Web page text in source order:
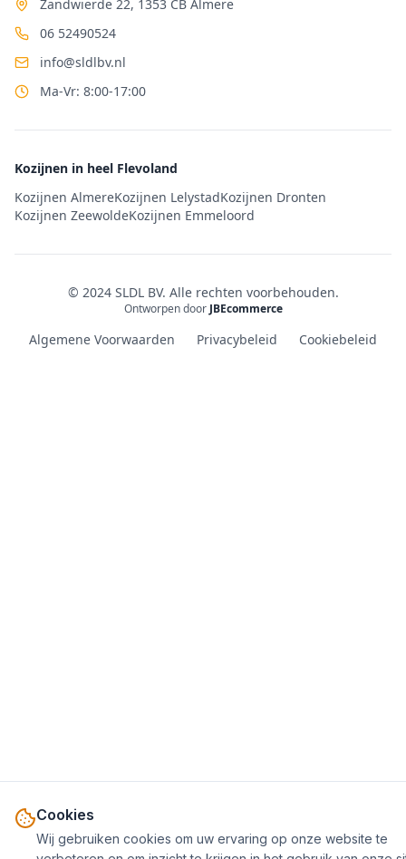
Zandwierde 22, 1353 CB Almere
06 52490524
info@sldlbv.nl
Ma-Vr: 8:00-17:00
Kozijnen in heel Flevoland
Kozijnen AlmereKozijnen LelystadKozijnen Dronten
Kozijnen ZeewoldeKozijnen Emmeloord
© 2024 SLDL BV. Alle rechten voorbehouden.
Ontworpen door JBEcommerce
Algemene Voorwaarden Privacybeleid Cookiebeleid
Cookies
Wij gebruiken cookies om uw ervaring op onze website te